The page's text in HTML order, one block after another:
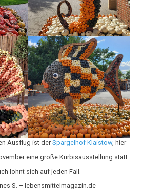
Ausflug ist der Spargelhof Klaistow, hier
eine große Kürbisausstellung statt.
lohnt sich auf jeden Fall.
S. – lebensmittelmagazin.de